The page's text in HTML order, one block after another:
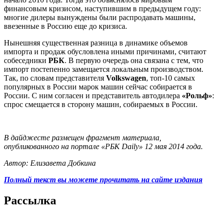
финансовым кризисом, наступившим в предыдущем году:
многие дилеры вынуждены были распродавать машины,
ввезенные в Россию еще до кризиса.
Нынешняя существенная разница в динамике объемов
импорта и продаж обусловлена иными причинами, считают
собеседники РБК. В первую очередь она связана с тем, что
импорт постепенно замещается локальным производством.
Так, по словам представителя Volkswagen, топ-10 самых
популярных в России марок машин сейчас собирается в
России. С ним согласен и представитель автодилера «Рольф»:
спрос смещается в сторону машин, собираемых в России.
В дайджесте размещен фрагмент материала,
опубликованного на портале «РБК Daily» 12 мая 2014 года.
Автор: Елизавета Добкина
Полный текст вы можете прочитать на сайте издания
Рассылка